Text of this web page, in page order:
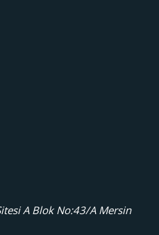
A Blok No:43/A Mersin